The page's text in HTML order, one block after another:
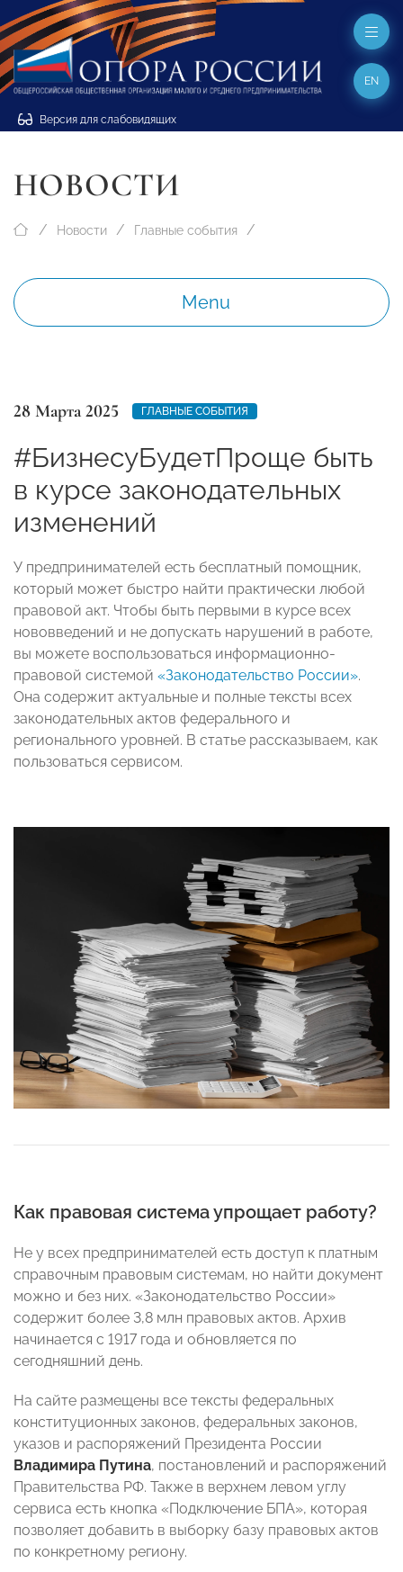
Версия для слабовидящих
EN
НОВОСТИ
Новости Главные события
Menu
28 Марта 2025 ГЛАВНЫЕ СОБЫТИЯ
#БизнесуБудетПроще быть
в курсе законодательных
изменений
У предпринимателей есть бесплатный помощник,
который может быстро найти практически любой
правовой акт. Чтобы быть первыми в курсе всех
нововведений и не допускать нарушений в работе,
вы можете воспользоваться информационно-
правовой системой «Законодательство России».
Она содержит актуальные и полные тексты всех
законодательных актов федерального и
регионального уровней. В статье рассказываем, как
пользоваться сервисом.
Как правовая система упрощает работу?
Не у всех предпринимателей есть доступ к платным
справочным правовым системам, но найти документ
можно и без них. «Законодательство России»
содержит более 3,8 млн правовых актов. Архив
начинается с 1917 года и обновляется по
сегодняшний день.
На сайте размещены все тексты федеральных
конституционных законов, федеральных законов,
указов и распоряжений Президента России
Владимира Путина, постановлений и распоряжений
Правительства РФ. Также в верхнем левом углу
сервиса есть кнопка «Подключение БПА», которая
позволяет добавить в выборку базу правовых актов
по конкретному региону.